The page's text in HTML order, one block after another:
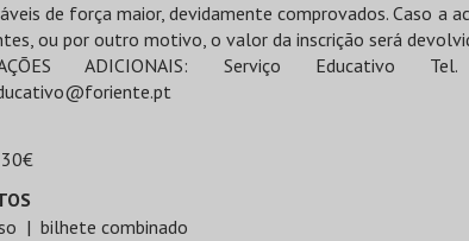
de força maior, devidamente comprovados. Caso a
ou por outro motivo, o valor da inscrição será
ADICIONAIS: Serviço
bilhete combinado